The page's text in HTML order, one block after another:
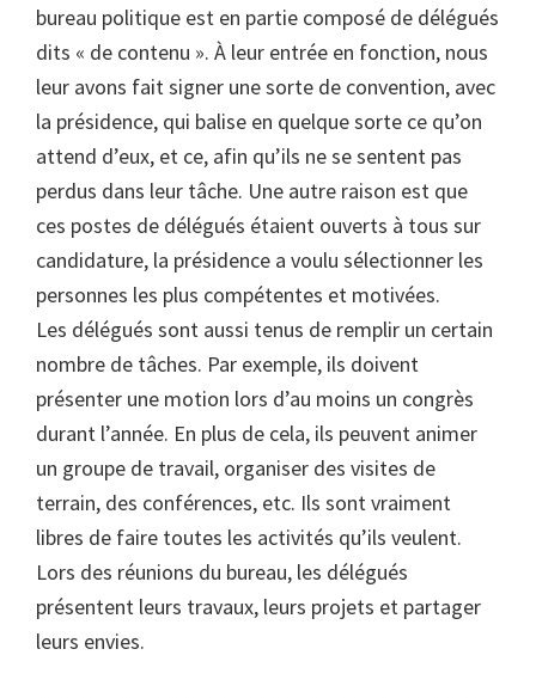
bureau politique est en partie composé de délégués
dits « de contenu ». À leur entrée en fonction, nous
leur avons fait signer une sorte de convention, avec
la présidence, qui balise en quelque sorte ce qu’on
attend d’eux, et ce, afin qu’ils ne se sentent pas
perdus dans leur tâche. Une autre raison est que
ces postes de délégués étaient ouverts à tous sur
candidature, la présidence a voulu sélectionner les
personnes les plus compétentes et motivées.
Les délégués sont aussi tenus de remplir un certain
nombre de tâches. Par exemple, ils doivent
présenter une motion lors d’au moins un congrès
durant l’année. En plus de cela, ils peuvent animer
un groupe de travail, organiser des visites de
terrain, des conférences, etc. Ils sont vraiment
libres de faire toutes les activités qu’ils veulent.
Lors des réunions du bureau, les délégués
présentent leurs travaux, leurs projets et partager
leurs envies.